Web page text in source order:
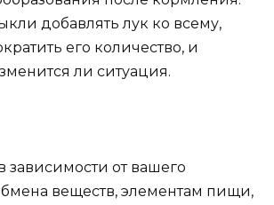
добавлять лук ко всему,
его количество, и
ли ситуация.
зависимости от вашего
веществ, элементам пищи,